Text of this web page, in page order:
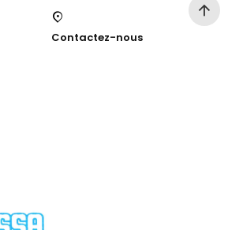
Contactez-nous